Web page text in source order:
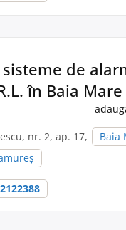
de
în Baia Mare
nr. 2, ap. 17,
Baia